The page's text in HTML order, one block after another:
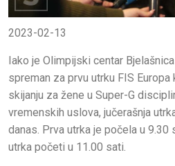
2023-02-13
Iako je Olimpijski centar
spreman za prvu utrku FIS Europa
skijanju za žene u Super-G
vremenskih uslova, jučerašnja
danas. Prva utrka je počela u 9.30
utrka početi u 11.00 sati.